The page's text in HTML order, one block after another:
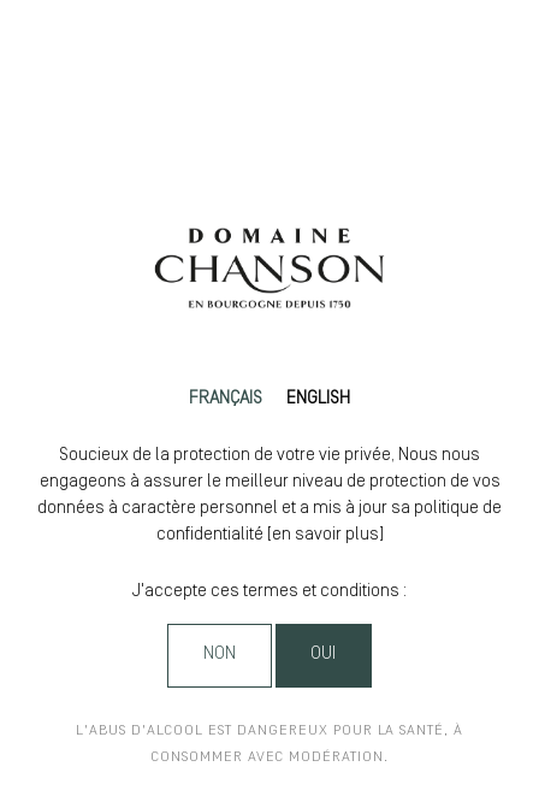
FRANÇAIS ENGLISH
Soucieux de la protection de votre vie privée, Nous nous
engageons à assurer le meilleur niveau de protection de vos
données à caractère personnel et a mis à jour sa politique de
confidentialité [
en savoir plus
J'accepte ces termes et conditions :
NON OUI
L'ABUS D'ALCOOL EST DANGEREUX POUR LA SANTÉ, À
CONSOMMER AVEC MODÉRATION.